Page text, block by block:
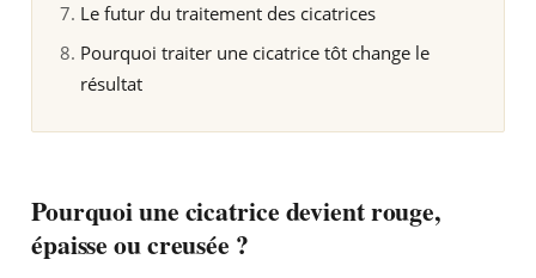
Le futur du traitement des cicatrices
Pourquoi traiter une cicatrice tôt change le
résultat
Pourquoi une cicatrice devient rouge,
épaisse ou creusée ?